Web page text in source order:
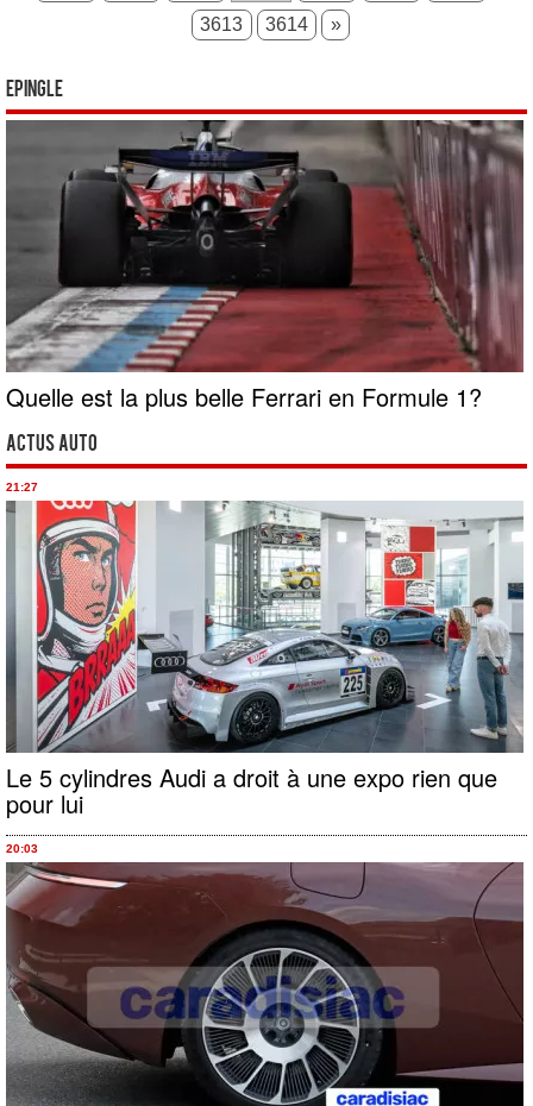
3613
3614 »
Epingle
Quelle est la plus belle Ferrari en Formule 1?
Actus Auto
21:27
Le 5 cylindres Audi a droit à une expo rien que
pour lui
20:03